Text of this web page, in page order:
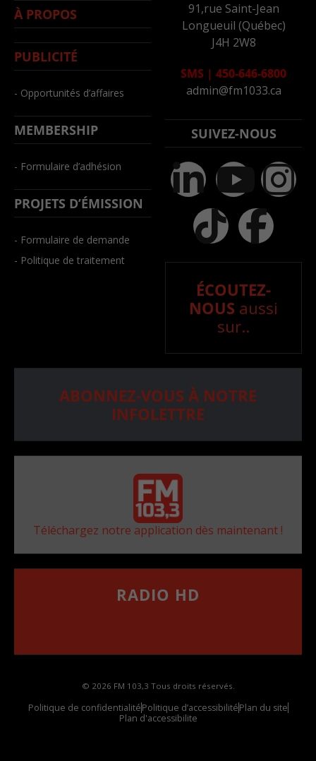
À PROPOS
PUBLICITÉ
- Opportunités d’affaires
MEMBERSHIP
- Formulaire d’adhésion
PROJETS D’ÉMISSION
- Formulaire de demande
- Politique de traitement
91,rue Saint-Jean
Longueuil (Québec)
J4H 2W8
SMS | 450-646-6800
admin@fm1033.ca
SUIVEZ-NOUS
ÉCOUTEZ-
NOUS aussi
sur..
ABONNEZ-VOUS À NOTRE
INFOLETTRE
Téléchargez notre application dès maintenant !
RADIO HD
© 2026 FM 103,3 Tous droits réservés.
Politique de confidentialitéPolitique d’accessibilitéPlan du site
Plan d'accessibilite